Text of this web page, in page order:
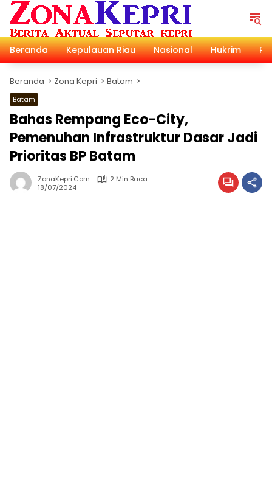
Langsung
konten
Beranda
Kepulauan Riau Nasional Hukrim
Beranda Zona Kepri Batam
Batam
Bahas Rempang Eco-City,
Pemenuhan Infrastruktur Dasar Jadi
Prioritas BP Batam
ZonaKepri.com
2 Min Baca
18/07/2024